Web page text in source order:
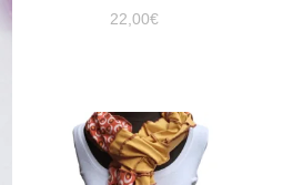
22,00€